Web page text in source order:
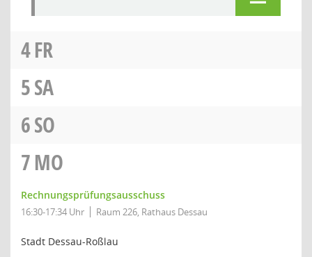
4FR
5SA
6SO
7MO
Rechnungsprüfungsausschuss
16:30-17:34 Uhr Raum 226, Rathaus Dessau
Stadt Dessau-Roßlau